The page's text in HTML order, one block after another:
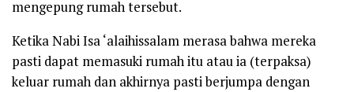
mengepung rumah tersebut.
Ketika Nabi Isa‘alaihissalam merasa bahwa mereka
pasti dapat memasuki rumah itu atau ia (terpaksa)
keluar rumah dan akhirnya pasti berjumpa dengan